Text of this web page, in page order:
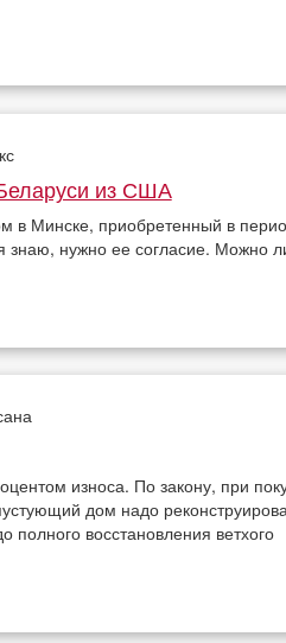
из США
в Минске, приобретенный в
знаю, нужно ее согласие. Можно
износа. По закону, при
дом надо
восстановления ветхого